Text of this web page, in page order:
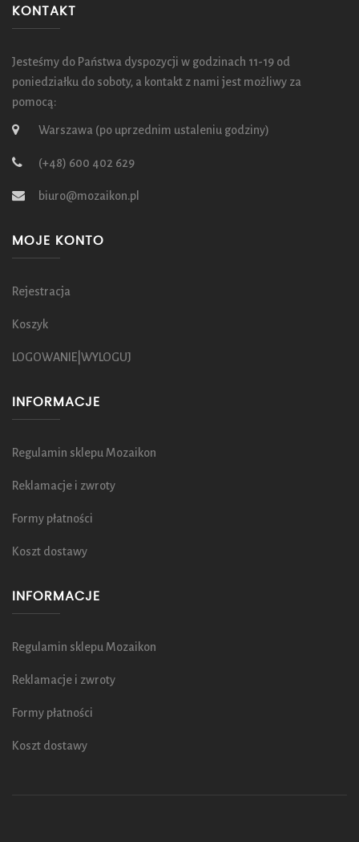
KONTAKT
Jesteśmy do Państwa dyspozycji w godzinach 11-19 od
poniedziałku do soboty, a kontakt z nami jest możliwy za
pomocą:
Warszawa (po uprzednim ustaleniu godziny)
(+48) 600 402 629
biuro@mozaikon.pl
MOJE KONTO
Rejestracja
Koszyk
LOGOWANIE|WYLOGUJ
INFORMACJE
Regulamin sklepu Mozaikon
Reklamacje i zwroty
Formy płatności
Koszt dostawy
INFORMACJE
Regulamin sklepu Mozaikon
Reklamacje i zwroty
Formy płatności
Koszt dostawy